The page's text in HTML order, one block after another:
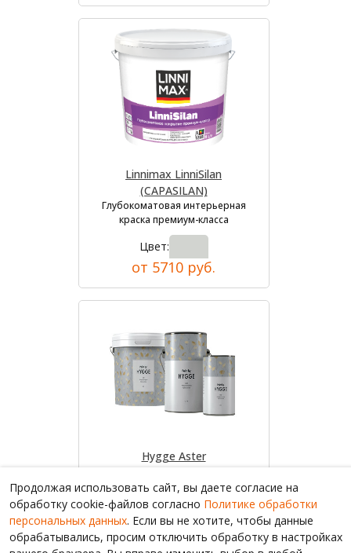
Linnimax LinniSilan
(CAPASILAN)
Глубокоматовая интерьерная
краска премиум-класса
Цвет:
от 5710 руб.
Hygge Aster
от 2220 руб.
Продолжая использовать сайт, вы даете согласие на
обработку cookie-файлов согласно Политике обработки
персональных данных. Если вы не хотите, чтобы данные
обрабатывались, просим отключить обработку в настройках